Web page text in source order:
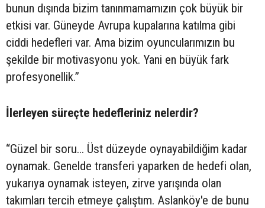
bunun dışında bizim tanınmamamızın çok büyük bir
etkisi var. Güneyde Avrupa kupalarına katılma gibi
ciddi hedefleri var. Ama bizim oyuncularımızın bu
şekilde bir motivasyonu yok. Yani en büyük fark
profesyonellik.”
İlerleyen süreçte hedefleriniz nelerdir?
“Güzel bir soru... Üst düzeyde oynayabildiğim kadar
oynamak. Genelde transferi yaparken de hedefi olan,
yukarıya oynamak isteyen, zirve yarışında olan
takımları tercih etmeye çalıştım. Aslanköy'e de bunu